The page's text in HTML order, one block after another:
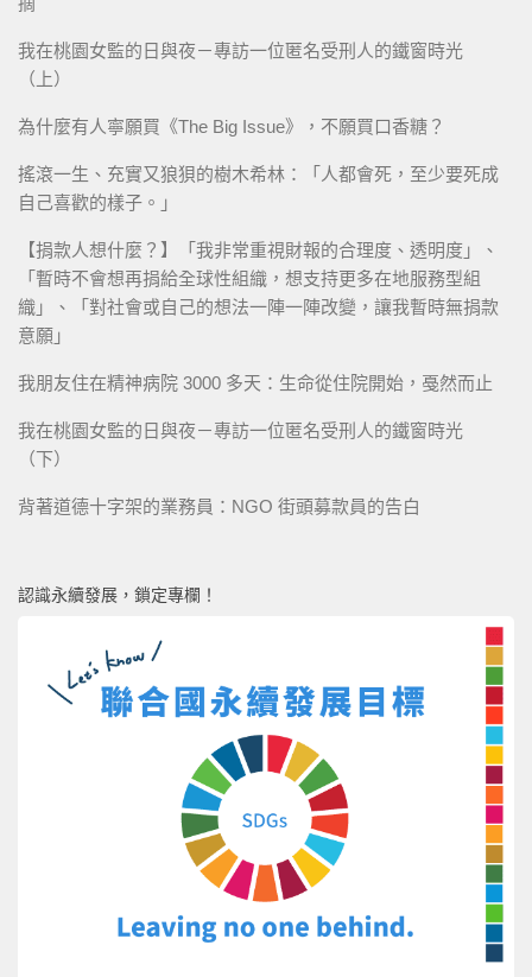
我在桃園女監的日與夜－專訪一位匿名受刑人的鐵窗時光
（上）
為什麼有人寧願買《The Big Issue》，不願買口香糖？
搖滾一生、充實又狼狽的樹木希林：「人都會死，至少要死成
自己喜歡的樣子。」
【捐款人想什麼？】「我非常重視財報的合理度、透明度」、
「暫時不會想再捐給全球性組織，想支持更多在地服務型組
織」、「對社會或自己的想法一陣一陣改變，讓我暫時無捐款
意願」
我朋友住在精神病院 3000 多天：生命從住院開始，戞然而止
我在桃園女監的日與夜－專訪一位匿名受刑人的鐵窗時光
（下）
背著道德十字架的業務員：NGO 街頭募款員的告白
認識永續發展，鎖定專欄！